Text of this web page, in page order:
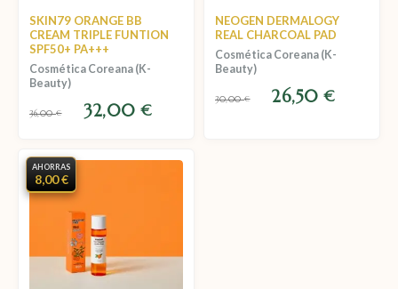
SKIN79 ORANGE BB
CREAM TRIPLE FUNTION
SPF50+ PA+++
Cosmética Coreana (K-
Beauty)
36,00€ 32,00€
NEOGEN DERMALOGY
REAL CHARCOAL PAD
Cosmética Coreana (K-
Beauty)
30,00€ 26,50€
AHORRAS
8,00 €